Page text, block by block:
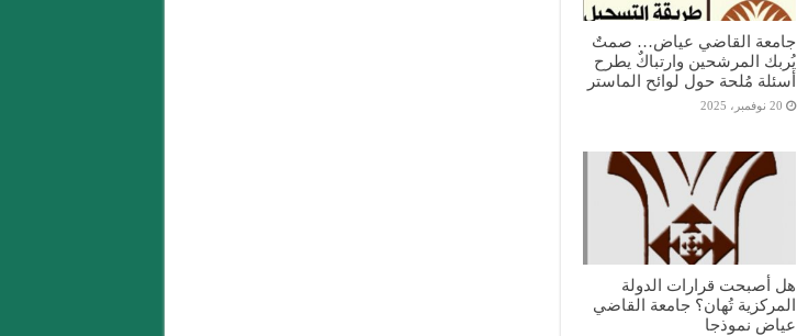
جامعة القاضي عياض… صمتٌ
يُربك المرشحين وارتباكٌ يطرح
أسئلة مُلحة حول لوائح الماستر
20 نوفمبر، 2025
هل أصبحت قرارات الدولة
المركزية تُهان؟ جامعة القاضي
عياض نموذجا